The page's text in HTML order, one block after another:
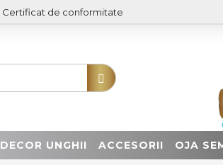
Certificat de conformitate
DECOR UNGHII ACCESORII OJA